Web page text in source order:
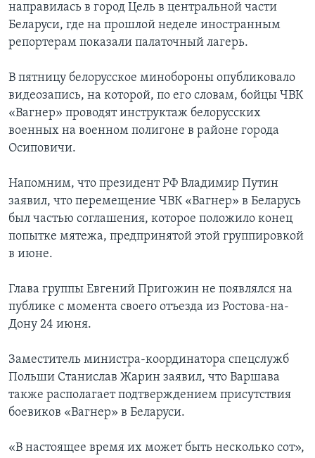
направилась в город Цель в центральной части
Беларуси, где на прошлой неделе иностранным
репортерам показали палаточный лагерь.
В пятницу белорусское минобороны опубликовало
видеозапись, на которой, по его словам, бойцы ЧВК
«Вагнер» проводят инструктаж белорусских
военных на военном полигоне в районе города
Осиповичи.
Напомним, что президент РФ Владимир Путин
заявил, что перемещение ЧВК «Вагнер» в Беларусь
был частью соглашения, которое положило конец
попытке мятежа, предпринятой этой группировкой
в июне.
Глава группы Евгений Пригожин не появлялся на
публике с момента своего отъезда из Ростова-на-
Дону 24 июня.
Заместитель министра-координатора спецслужб
Польши Станислав Жарин заявил, что Варшава
также располагает подтверждением присутствия
боевиков «Вагнер» в Беларуси.
«В настоящее время их может быть несколько сот»,